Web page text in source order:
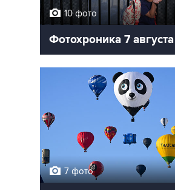
10 фото
Фотохроника 7 августа
7 фото